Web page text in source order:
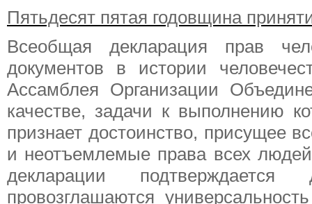
Пятьдесят пятая годовщина
Всеобщая декларация прав
документов в истории
Ассамблея Организации
качестве, задачи к выполнению
признает достоинство, присущее
и неотъемлемые права всех
декларации
провозглашаются